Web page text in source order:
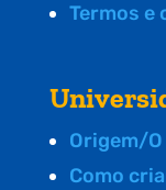
Termos e
Origem/
Como